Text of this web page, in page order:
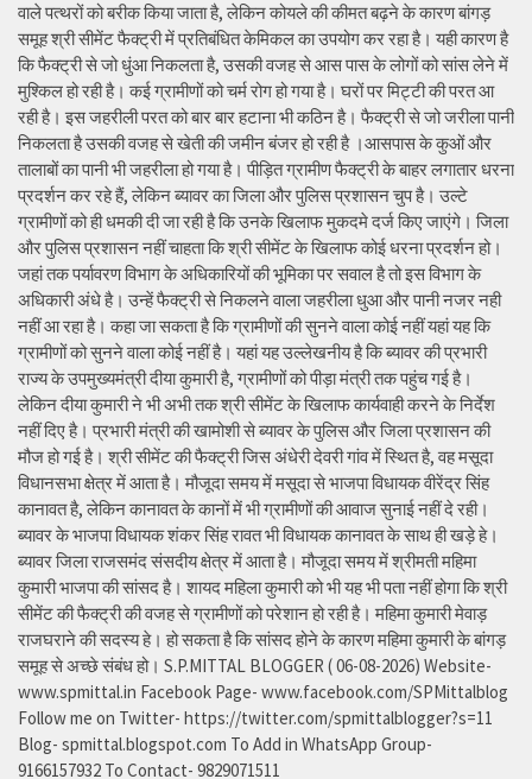
वाले पत्थरों को बरीक किया जाता है, लेकिन कोयले की कीमत बढ़ने के कारण बांगड़
समूह श्री सीमेंट फैक्ट्री में प्रतिबंधित केमिकल का उपयोग कर रहा है। यही कारण है
कि फैक्ट्री से जो धुंआ निकलता है, उसकी वजह से आस पास के लोगों को सांस लेने में
मुश्किल हो रही है। कई ग्रामीणों को चर्म रोग हो गया है। घरों पर मिट्टी की परत आ
रही है। इस जहरीली परत को बार बार हटाना भी कठिन है। फैक्ट्री से जो जरीला पानी
निकलता है उसकी वजह से खेती की जमीन बंजर हो रही है ।आसपास के कुओं और
तालाबों का पानी भी जहरीला हो गया है। पीड़ित ग्रामीण फैक्ट्री के बाहर लगातार धरना
प्रदर्शन कर रहे हैं, लेकिन ब्यावर का जिला और पुलिस प्रशासन चुप है। उल्टे
ग्रामीणों को ही धमकी दी जा रही है कि उनके खिलाफ मुकदमे दर्ज किए जाएंगे। जिला
और पुलिस प्रशासन नहीं चाहता कि श्री सीमेंट के खिलाफ कोई धरना प्रदर्शन हो।
जहां तक पर्यावरण विभाग के अधिकारियों की भूमिका पर सवाल है तो इस विभाग के
अधिकारी अंधे है। उन्हें फैक्ट्री से निकलने वाला जहरीला धुआ और पानी नजर नही
नहीं आ रहा है। कहा जा सकता है कि ग्रामीणों की सुनने वाला कोई नहीं यहां यह कि
ग्रामीणों को सुनने वाला कोई नहीं है। यहां यह उल्लेखनीय है कि ब्यावर की प्रभारी
राज्य के उपमुख्यमंत्री दीया कुमारी है, ग्रामीणों को पीड़ा मंत्री तक पहुंच गई है।
लेकिन दीया कुमारी ने भी अभी तक श्री सीमेंट के खिलाफ कार्यवाही करने के निर्देश
नहीं दिए है। प्रभारी मंत्री की खामोशी से ब्यावर के पुलिस और जिला प्रशासन की
मौज हो गई है। श्री सीमेंट की फैक्ट्री जिस अंधेरी देवरी गांव में स्थित है, वह मसूदा
विधानसभा क्षेत्र में आता है। मौजूदा समय में मसूदा से भाजपा विधायक वीरेंद्र सिंह
कानावत है, लेकिन कानावत के कानों में भी ग्रामीणों की आवाज सुनाई नहीं दे रही।
ब्यावर के भाजपा विधायक शंकर सिंह रावत भी विधायक कानावत के साथ ही खड़े हे।
ब्यावर जिला राजसमंद संसदीय क्षेत्र में आता है। मौजूदा समय में श्रीमती महिमा
कुमारी भाजपा की सांसद है। शायद महिला कुमारी को भी यह भी पता नहीं होगा कि श्री
सीमेंट की फैक्ट्री की वजह से ग्रामीणों को परेशान हो रही है। महिमा कुमारी मेवाड़
राजघराने की सदस्य हे। हो सकता है कि सांसद होने के कारण महिमा कुमारी के बांगड़
समूह से अच्छे संबंध हो। S.P.MITTAL BLOGGER ( 06-08-2026) Website-
www.spmittal.in Facebook Page- www.facebook.com/SPMittalblog
Follow me on Twitter- https://twitter.com/spmittalblogger?s=11
Blog- spmittal.blogspot.com To Add in WhatsApp Group-
9166157932 To Contact- 9829071511